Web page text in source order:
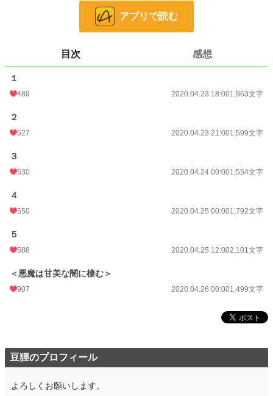
25,084 位 / 228,585 件
832
24h.ポイント
月間ポイント
年間ポイント
累計ポイント
アプリで読む
目次 感想
１
489 2020.04.23 18:001,963文字
２
527 2020.04.23 21:001,599文字
３
530 2020.04.24 00:001,554文字
４
550 2020.04.25 00:001,792文字
５
588 2020.04.25 12:002,101文字
＜悪魔は甘美な闇に棲む＞
907 2020.04.26 00:001,499文字
豆狸のプロフィール
よろしくお願いします。